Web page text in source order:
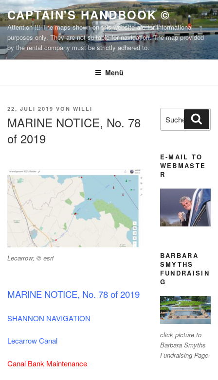
Zum
Inhalt
springen
CAPTAIN'S HANDBOOK ©
Attention !!! The maps shown on this website are for informational
purposes only. They are not suitable for navigation. The map provided
by the rental company must be strictly adhered to.
Menü
VERÖFFENTLICHT
22. JULI 2019 VON WILLI
MARINE NOTICE, No. 78
of 2019
Lecarrow; © esri
MARINE NOTICE, No. 78 of 2019
SHANNON NAVIGATION
Lecarrow Canal
Canal Bank Maintenance
Suchen
nach:
E-MAIL TO
WEBMASTE
R
BARBARA
SMYTHS
FUNDRAISIN
G
click picture to
Barbara Smyths
Fundraising Page